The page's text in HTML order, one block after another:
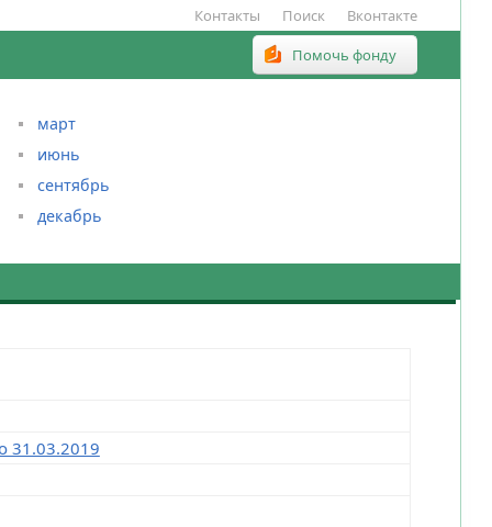
Контакты Поиск Вконтакте
Помочь фонду
март
июнь
сентябрь
декабрь
31.03.2019